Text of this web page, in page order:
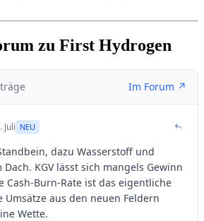
zu First Hydrogen